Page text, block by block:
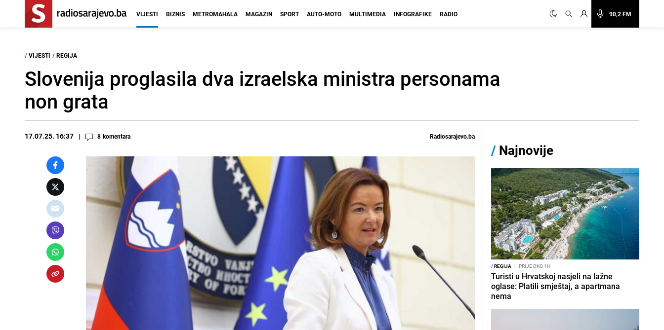
90,2 FM
VIJESTI BIZNIS METROMAHALA MAGAZIN SPORT AUTO-MOTO MULTIMEDIA INFOGRAFIKE RADIO
/ VIJESTI / REGIJA
Slovenija proglasila dva izraelska ministra personama
non grata
17.07.25. 16:37 8 komentara Radiosarajevo.ba
/ Najnovije
/REGIJA I PRIJE OKO 1H
Turisti u Hrvatskoj nasjeli na lažne
oglase: Platili smještaj, a apartmana
nema